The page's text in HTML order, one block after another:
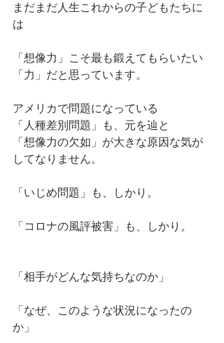
まだまだ人生これからの子どもたちに
は
「想像力」こそ最も鍛えてもらいたい
「力」だと思っています。
アメリカで問題になっている
「人種差別問題」も、元を辿と
「想像力の欠如」が大きな原因な気が
してなりません。
「いじめ問題」も、しかり。
「コロナの風評被害」も、しかり。
「相手がどんな気持ちなのか」
「なぜ、このような状況になったの
か」